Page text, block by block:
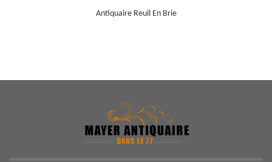
Antiquaire Reuil En Brie